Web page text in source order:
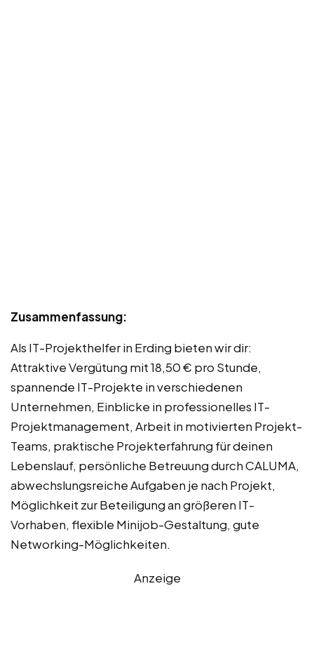
Zusammenfassung:
Als IT-Projekthelfer in Erding bieten wir dir:
Attraktive Vergütung mit 18,50 € pro Stunde,
spannende IT-Projekte in verschiedenen
Unternehmen, Einblicke in professionelles IT-
Projektmanagement, Arbeit in motivierten Projekt-
Teams, praktische Projekterfahrung für deinen
Lebenslauf, persönliche Betreuung durch CALUMA,
abwechslungsreiche Aufgaben je nach Projekt,
Möglichkeit zur Beteiligung an größeren IT-
Vorhaben, flexible Minijob-Gestaltung, gute
Networking-Möglichkeiten.
Anzeige